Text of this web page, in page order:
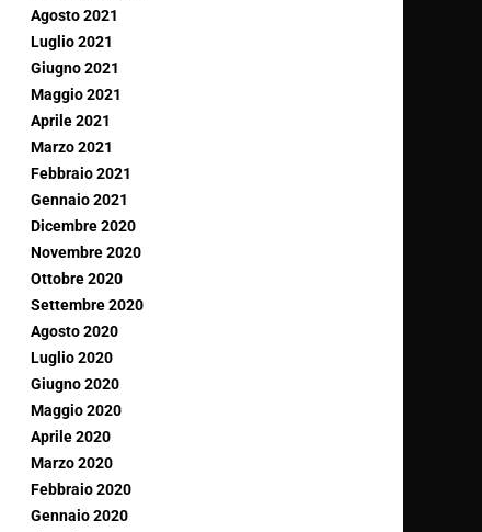
Agosto 2021
Luglio 2021
Giugno 2021
Maggio 2021
Aprile 2021
Marzo 2021
Febbraio 2021
Gennaio 2021
Dicembre 2020
Novembre 2020
Ottobre 2020
Settembre 2020
Agosto 2020
Luglio 2020
Giugno 2020
Maggio 2020
Aprile 2020
Marzo 2020
Febbraio 2020
Gennaio 2020